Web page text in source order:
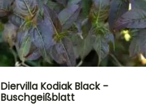
Diervilla Kodiak Black -
Buschgeißblatt